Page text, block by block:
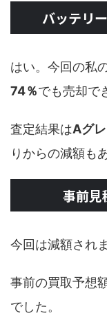
バッテリ
はい。今回の私
74％でも売却で
査定結果はAグ
りからの減額も
事前見
今回は減額され
事前の買取予想
でした。